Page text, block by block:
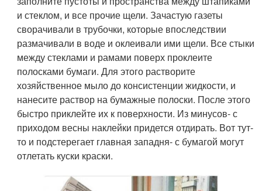
и стеклом, и все прочие щели. Зачастую газеты
сворачивали в трубочки, которые впоследствии
размачивали в воде и оклеивали ими щели. Все стыки
между стеклами и рамами поверх проклеите
полосками бумаги. Для этого растворите
хозяйственное мыло до консистенции жидкости, и
нанесите раствор на бумажные полоски. После этого
быстро приклейте их к поверхности. Из минусов- с
приходом весны наклейки придется отдирать. Вот тут-
то и подстерегает главная западня- с бумагой могут
отлетать куски краски.